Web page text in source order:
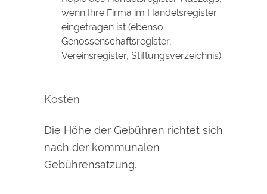
wenn Ihre Firma im Handelsregister
eingetragen ist (ebenso:
Genossenschaftsregister,
Vereinsregister, Stiftungsverzeichnis)
Kosten
Die Höhe der Gebühren richtet sich
nach der kommunalen
Gebührensatzung.